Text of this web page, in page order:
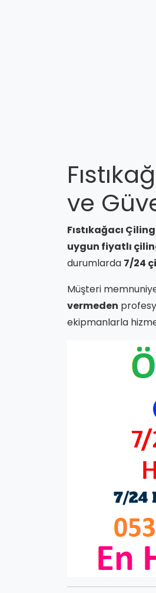
ve
Fıstıkağacı
uygun fiyatlı
durumlarda 7/24
Müşteri
vermeden
ekipmanlarla